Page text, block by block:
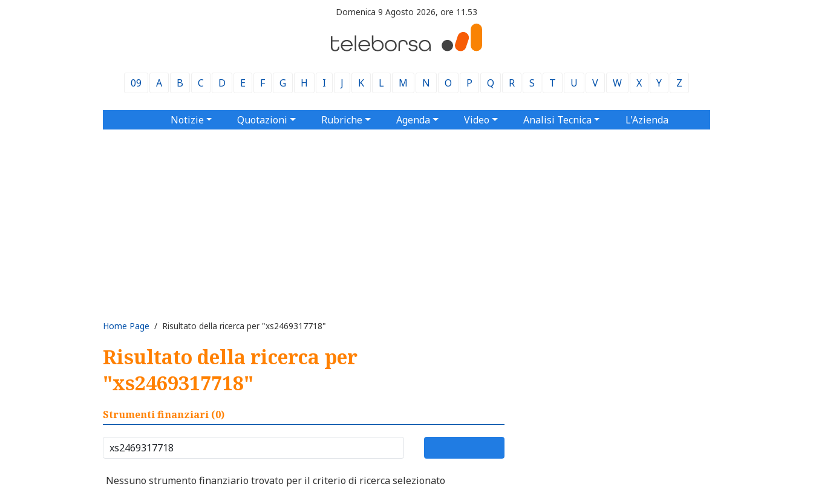
Domenica 9 Agosto 2026, ore 11.53
09 A B C D E F G H I J K L M N O P Q R S T U V W X Y Z
Notizie Quotazioni Rubriche Agenda Video Analisi Tecnica L'Azienda
Home Page / Risultato della ricerca per "xs2469317718"
Risultato della ricerca per
"xs2469317718"
Strumenti finanziari (0)
Nessuno strumento finanziario trovato per il criterio di ricerca selezionato